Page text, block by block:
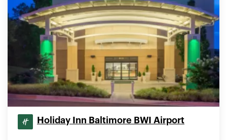
Holiday Inn Baltimore BWI Airport